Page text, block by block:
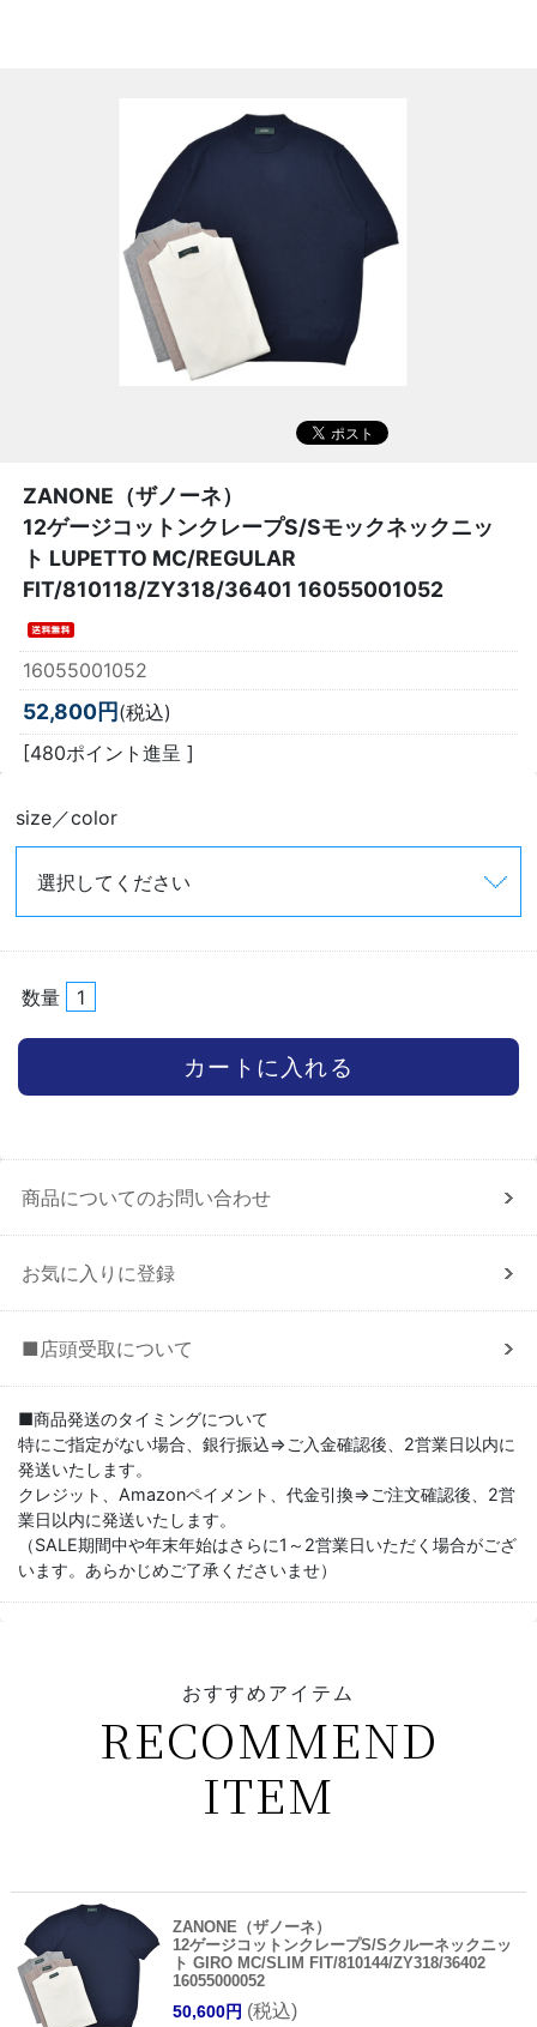
ZANONE（ザノーネ）
12ゲージコットンクレープS/Sモックネックニッ
ト LUPETTO MC/REGULAR
FIT/810118/ZY318/36401 16055001052
16055001052
52,800円(税込)
[480ポイント進呈 ]
size／color
数量
商品についてのお問い合わせ
お気に入りに登録
■店頭受取について
■商品発送のタイミングについて
特にご指定がない場合、銀行振込⇒ご入金確認後、2営業日以内に
発送いたします。
クレジット、Amazonペイメント、代金引換⇒ご注文確認後、2営
業日以内に発送いたします。
（SALE期間中や年末年始はさらに1～2営業日いただく場合がござ
います。あらかじめご了承くださいませ）
おすすめアイテム
RECOMMEND
ITEM
ZANONE（ザノーネ）
12ゲージコットンクレープS/Sクルーネックニッ
ト GIRO MC/SLIM FIT/810144/ZY318/36402
16055000052
50,600円 (税込)